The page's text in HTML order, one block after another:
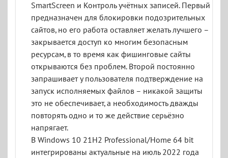
SmartScreen и Контроль учётных записей. Первый
предназначен для блокировки подозрительных
сайтов, но его работа оставляет желать лучшего –
закрывается доступ ко многим безопасным
ресурсам, в то время как фишинговые сайты
открываются без проблем. Второй постоянно
запрашивает у пользователя подтверждение на
запуск исполняемых файлов – никакой защиты
это не обеспечивает, а необходимость дважды
повторять одно и то же действие серьёзно
напрягает.
В Windows 10 21H2 Professional/Home 64 bit
интегрированы актуальные на июль 2022 года